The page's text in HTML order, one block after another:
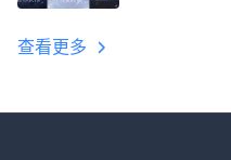
查看更多